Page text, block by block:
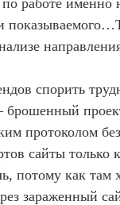
по работе
спорить
протоколом
сайты только
потому как там
зараженный